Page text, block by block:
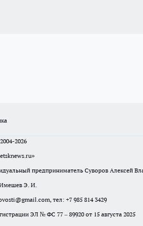
2026
предприниматель Суворов Алексей
Имешев Э. И.
, тел: +7 985 814 3429
ЭЛ № ФС 77 – 89920 от 15 августа 2025